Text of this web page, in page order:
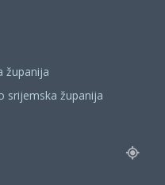
županija
srijemska županija